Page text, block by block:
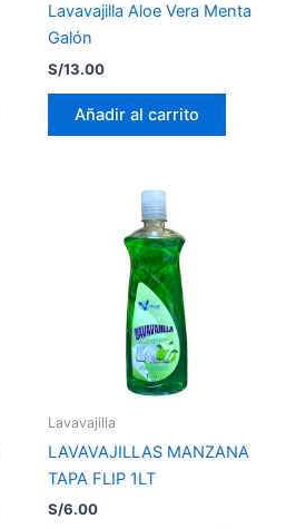
Lavavajilla Aloe Vera Menta
Galón
S/13.00
Añadir al carrito
Lavavajilla
LAVAVAJILLAS MANZANA
TAPA FLIP 1LT
S/6.00